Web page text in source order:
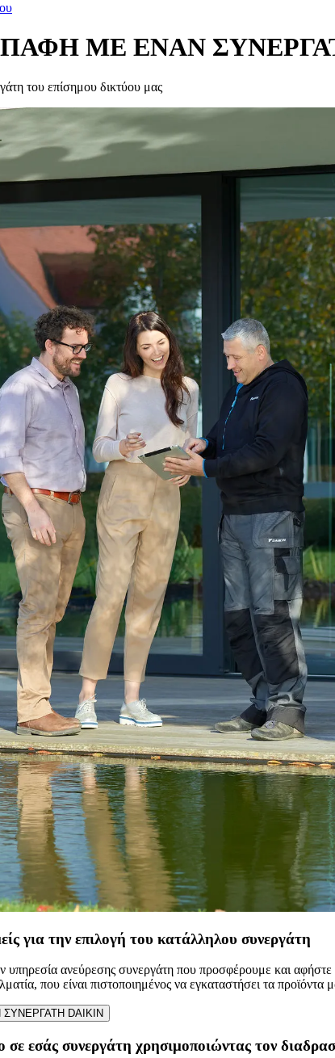
ΜΕ ENAN
του επίσημου δικτύου μας
για την επιλογή του κατάλληλου συνεργάτη
ανεύρεσης συνεργάτη που προσφέρουμε και αφήστε
που είναι πιστοποιημένος να εγκαταστήσει τα
DAIKIN
σε εσάς συνεργάτη χρησιμοποιώντας τον